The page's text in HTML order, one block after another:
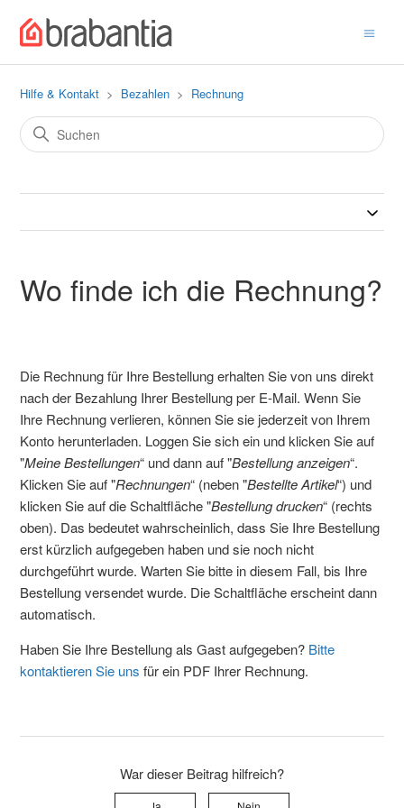
Hilfe & Kontakt Bezahlen Rechnung
Wo finde ich die Rechnung?
Die Rechnung für Ihre Bestellung erhalten Sie von uns direkt
nach der Bezahlung Ihrer Bestellung per E-Mail. Wenn Sie
Ihre Rechnung verlieren, können Sie sie jederzeit von Ihrem
Konto herunterladen. Loggen Sie sich ein und klicken Sie auf
"Meine Bestellungen“ und dann auf "Bestellung anzeigen“.
Klicken Sie auf "Rechnungen“ (neben "Bestellte Artikel“) und
klicken Sie auf die Schaltfläche "Bestellung drucken“ (rechts
oben). Das bedeutet wahrscheinlich, dass Sie Ihre Bestellung
erst kürzlich aufgegeben haben und sie noch nicht
durchgeführt wurde. Warten Sie bitte in diesem Fall, bis Ihre
Bestellung versendet wurde. Die Schaltfläche erscheint dann
automatisch.
Haben Sie Ihre Bestellung als Gast aufgegeben? Bitte
kontaktieren Sie uns für ein PDF Ihrer Rechnung.
War dieser Beitrag hilfreich?